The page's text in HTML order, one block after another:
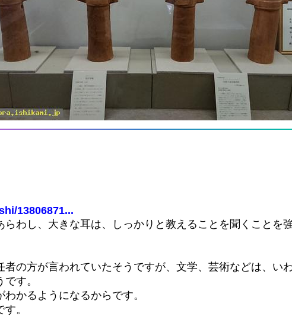
13806871...
わし、大きな耳は、しっかりと教えることを聞くことを
の方が言われていたそうですが、文学、芸術などは、い
す。
かるようになるからです。
。